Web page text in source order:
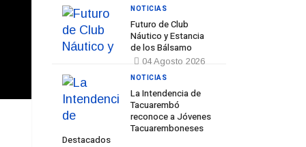
Futuro de Club
Náutico y Estancia
de los Bálsamo
04 Agosto 2026
NOTICIAS
La Intendencia de
Tacuarembó
reconoce a Jóvenes
Tacuaremboneses
Destacados
NOTICIAS